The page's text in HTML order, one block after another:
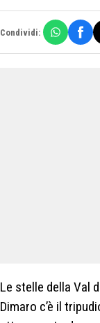
Condividi:
Le stelle della Val
Dimaro c’è il